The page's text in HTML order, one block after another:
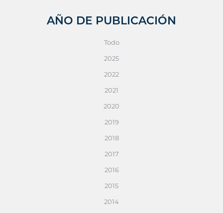
AÑO DE PUBLICACIÓN
Todo
2025
2022
2021
2020
2019
2018
2017
2016
2015
2014